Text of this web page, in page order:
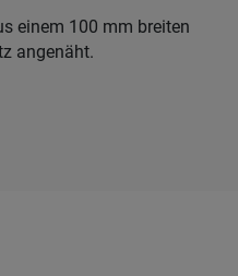
einem 100 mm breiten
angenäht.